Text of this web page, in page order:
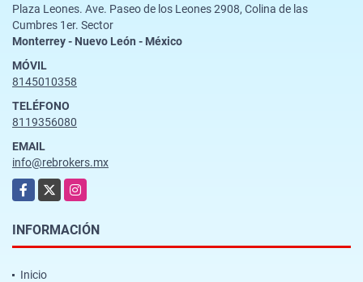
Plaza Leones. Ave. Paseo de los Leones 2908, Colina de las
Cumbres 1er. Sector
Monterrey - Nuevo León - México
MÓVIL
8145010358
TELÉFONO
8119356080
EMAIL
info@rebrokers.mx
Facebook
X Instagram
INFORMACIÓN
Inicio